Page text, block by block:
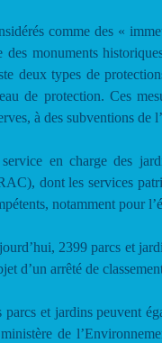
comme des «
des monuments
deux types de
de protection. Ces
à des subventions de
en charge des
dont les services
notamment pour
2399 parcs et
d’un arrêté de
parcs et jardins peuvent
de